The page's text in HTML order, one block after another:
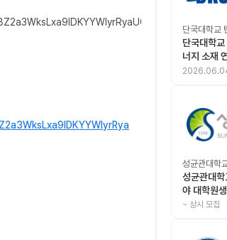
단국대학교
단국대학교
너지 소재
합니다.
성균관대
야 대학원
Lab)
~ 상시 모집